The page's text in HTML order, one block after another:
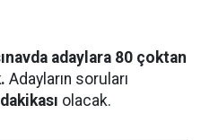
adaylara 80 çoktan
Adayların soruları
olacak.